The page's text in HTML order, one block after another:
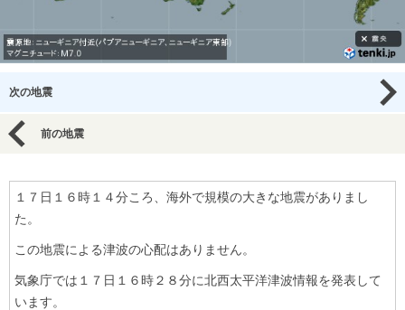
次の地震
前の地震
１７日１６時１４分ころ、海外で規模の大きな地震がありまし
た。
この地震による津波の心配はありません。
気象庁では１７日１６時２８分に北西太平洋津波情報を発表して
います。